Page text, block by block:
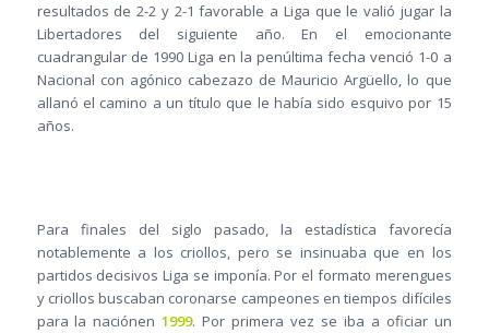
resultados de 2-2 y 2-1 favorable a Liga que le valió jugar la
Libertadores del siguiente año. En el emocionante
cuadrangular de 1990 Liga en la penúltima fecha venció 1-0 a
Nacional con agónico cabezazo de Mauricio Argüello, lo que
allanó el camino a un título que le había sido esquivo por 15
años.
Para finales del siglo pasado, la estadística favorecía
notablemente a los criollos, pero se insinuaba que en los
partidos decisivos Liga se imponía. Por el formato merengues
y criollos buscaban coronarse campeones en tiempos difíciles
para la naciónen 1999. Por primera vez se iba a oficiar un